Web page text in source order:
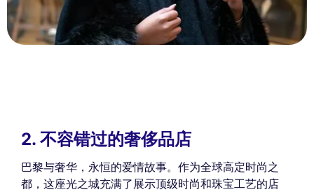
2. 不容错过的奢侈品店
巴黎与奢华，永恒的爱情故事。作为全球高定时尚之
都，这座光之城充满了展示顶级时尚和珠宝工艺的店